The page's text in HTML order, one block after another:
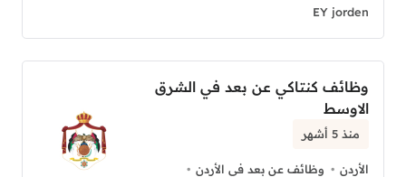
EY jorden
وظائف كنتاكي عن بعد في الشرق
الاوسط
منذ 5 أشهر
الأردن
وظائف عن بعد في الأردن